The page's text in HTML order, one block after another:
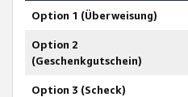
Option 1 (Überweisung)
Option 2
(Geschenkgutschein)
Option 3 (Scheck)